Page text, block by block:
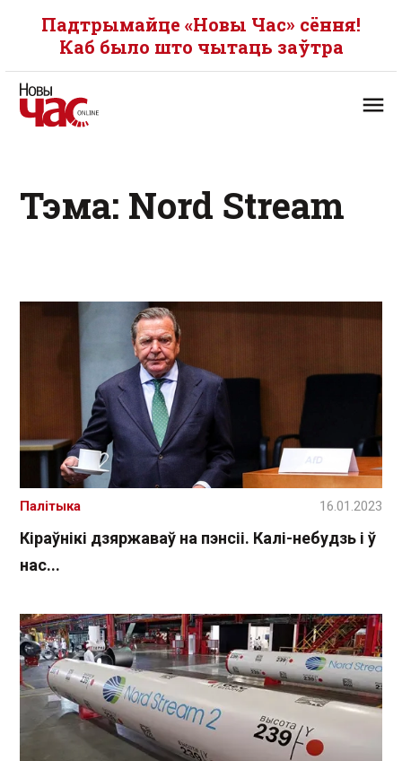
Падтрымайце «Новы Час» сёння!
Каб было што чытаць заўтра
Тэма: Nord Stream
Кіраўнікі дзяржаваў на пэнсіі. Калі-небудзь і ў
нас...
Палітыка 16.01.2023